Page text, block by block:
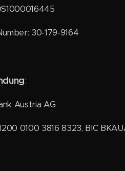
30-179-9164
:
Austria AG
0100 3816 8323, BIC